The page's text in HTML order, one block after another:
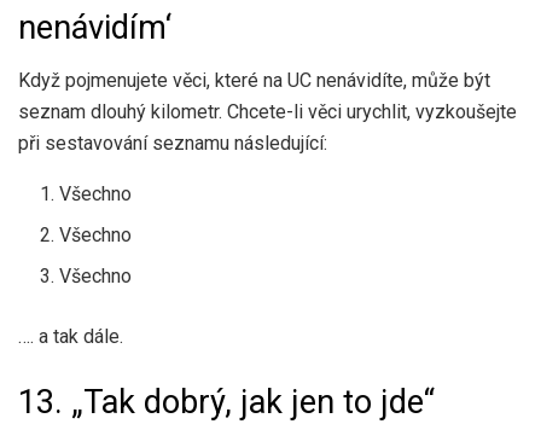
nenávidím‘
Když pojmenujete věci, které na UC nenávidíte, může být
seznam dlouhý kilometr. Chcete-li věci urychlit, vyzkoušejte
při sestavování seznamu následující:
Všechno
Všechno
Všechno
…. a tak dále.
13. „Tak dobrý, jak jen to jde“